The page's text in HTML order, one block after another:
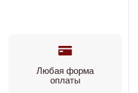
Любая форма
оплаты